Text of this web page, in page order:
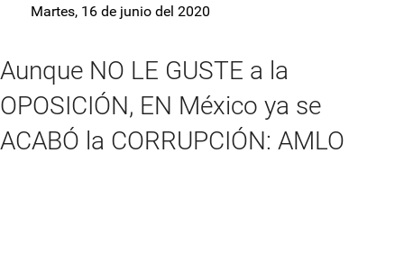
Martes, 16 de junio del 2020
Aunque NO LE GUSTE a la
OPOSICIÓN, EN México ya se
ACABÓ la CORRUPCIÓN: AMLO